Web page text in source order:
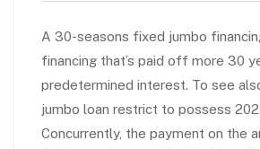
A 30-seasons fixed jumbo
financing that’s paid off more 30
predetermined interest. To see
jumbo loan restrict to possess
Concurrently, the payment on the